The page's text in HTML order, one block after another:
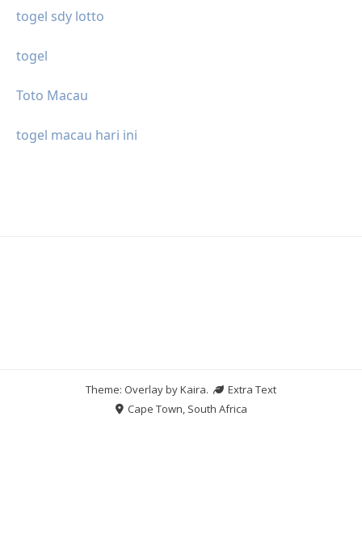
togel sdy lotto
togel
Toto Macau
togel macau hari ini
Theme: Overlay byKaira.
Extra Text
Cape Town, South Africa